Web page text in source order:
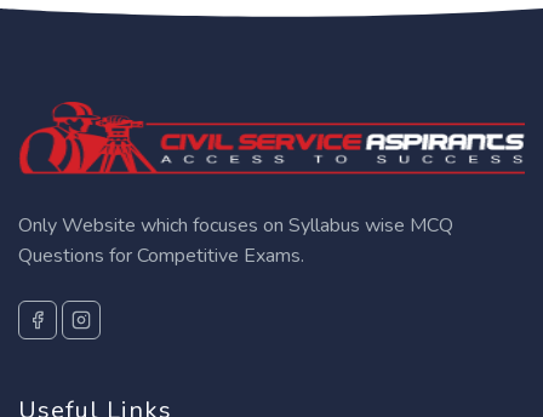
Only Website which focuses on Syllabus wise MCQ
Questions for Competitive Exams.
Useful Links